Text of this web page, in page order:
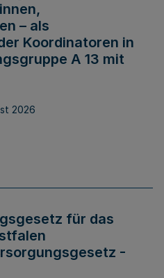
– als
Koordinatoren in
A 13 mit
2026
für das
-